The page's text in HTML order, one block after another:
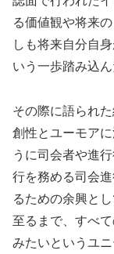
る価値観や将来
しも将来自分自
いう一歩踏み込
その際に語られ
創性とユーモア
うに司会者や進
行を務める司会
るための余興と
至るまで、すべ
みたいというユ